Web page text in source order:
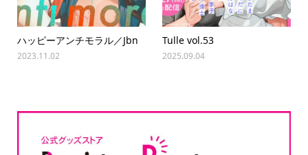
ハッピーアンチモラル／Jbn
2023.11.02
Tulle vol.53
2025.09.04